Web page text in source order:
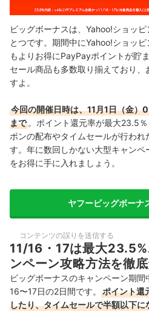
先着順の週替わりクーポン
5のつく日
ポイント付与のタイミングは？
ビッグボーナスは、Yahoo!ショッ
とつです。期間中にYahoo!ショッ
もよりお得にPayPayポイントが貯
セール商品も多数取り揃えており、
すよ。
今回の開催日時は、11月1日（金
まで。ポイント還元率が最大23.5
ポンの配布やタイムセールが行わ
す。年に数回しかない大型キャン
をお得に手に入れましょう。
ヤフービッグボーナ
コンテンツの誤りを送信する
11/16・17は最大
ンペーン攻略方法を徹
ビッグボーナスのキャンペーン期間
16〜17日の2日間です。
ポイント還
したり、タイムセールで半額以下に